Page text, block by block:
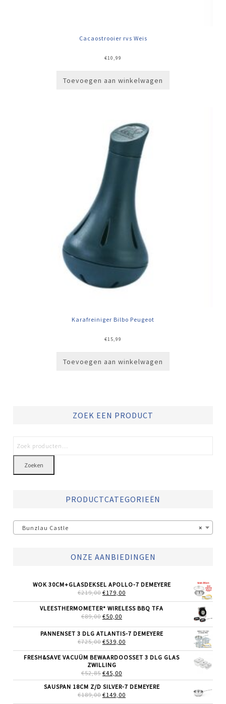
Cacaostrooier rvs Weis
€10,99
Toevoegen aan winkelwagen
Karafreiniger Bilbo Peugeot
€15,99
Toevoegen aan winkelwagen
ZOEK EEN PRODUCT
Zoeken
PRODUCTCATEGORIEËN
×
Bunzlau Castle
ONZE AANBIEDINGEN
WOK 30CM+GLASDEKSEL APOLLO-7 DEMEYERE
€219,00 OORSPRONKELIJKE
WAS:
€219,00.
€179,00
IS:
VLEESTHERMOMETER* WIRELESS BBQ TFA
€89,00 OORSPRONKELIJKE
WAS:
€89,00.
€50,00
IS:
€50,00.
PANNENSET 3 DLG ATLANTIS-7 DEMEYERE
€725,00 OORSPRONKELIJKE
WAS:
€725,00.
€539,00
IS:
FRESH&SAVE VACUÜM BEWAARDOOSSET 3 DLG GLAS
ZWILLING
€52,85 OORSPRONKELIJKE
PRIJS
WAS:
€52,85.
€45,00
PRIJS
IS:
€45,00.
SAUSPAN 18CM Z/D SILVER-7 DEMEYERE
€189,00 OORSPRONKELIJKE
€149,00